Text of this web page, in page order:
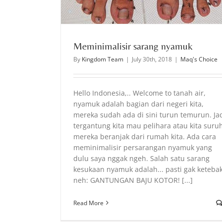
Meminimalisir sarang nyamuk
By Kingdom Team | July 30th, 2018 | Maq's Choice
Hello Indonesia,.. Welcome to tanah air,
nyamuk adalah bagian dari negeri kita,
mereka sudah ada di sini turun temurun.
tergantung kita mau pelihara atau kita
mereka beranjak dari rumah kita. Ada cara
meminimalisir persarangan nyamuk yang
dulu saya nggak ngeh. Salah satu sarang
kesukaan nyamuk adalah... pasti gak
neh: GANTUNGAN BAJU KOTOR! [...]
Read More